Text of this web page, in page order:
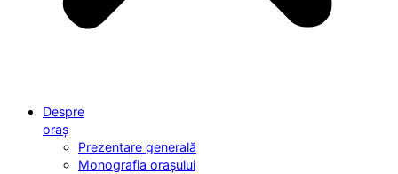
Despre
oraș
Prezentare generală
Monografia orașului